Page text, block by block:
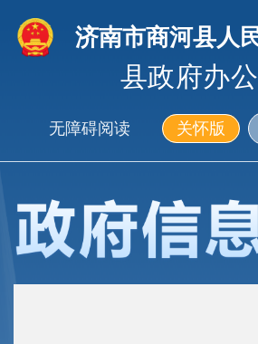
济南市商河县人
县政府办
无障碍阅读 关怀版